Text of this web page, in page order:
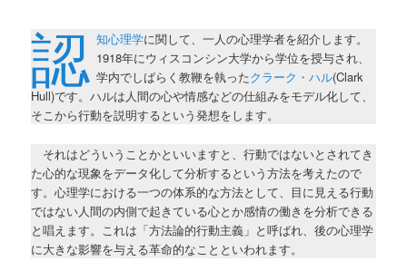
認 知心理学に関して、一人の心理学者を紹介します。
1918年にウィスコンシン大学から学位を授与され、
学内でしばらく教鞭を執ったクラーク・ハル(Clark
Hull)です。ハルは人間の心や情感などの仕組みをモデル化して、
そこから行動を説明するという発想をします。
それはどういうことかといいますと、行動ではないとされてき
た心的な現象をデータ化して分析するという方法を考えたので
す。心理学における一つの体系的な方法として、目に見える行動
ではない人間の内側で起きている心とか感情の働きを分析できる
と唱えます。これは「方法論的行動主義」と呼ばれ、後の心理学
に大きな影響を与える革命的なことといわれます。